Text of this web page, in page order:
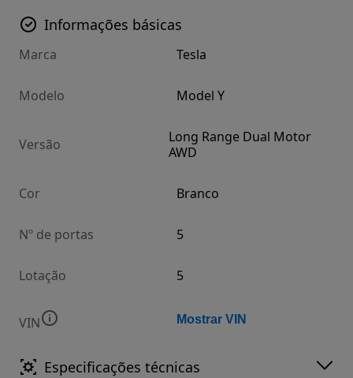
Informações básicas
Marca Tesla
Modelo Model Y
Versão
Long Range Dual Motor
AWD
Cor Branco
Nº de portas 5
Lotação 5
VIN Mostrar VIN
Especificações técnicas